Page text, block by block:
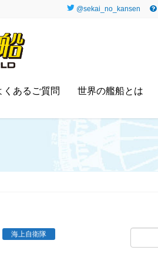
@sekai_no_kansen
くあるご質問 世界の艦船とは
海上自衛隊